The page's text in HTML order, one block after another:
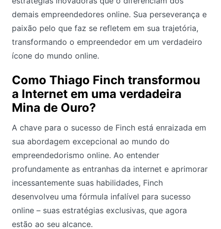
demais empreendedores online. Sua perseverança e
paixão pelo que faz se refletem em sua trajetória,
transformando o empreendedor em um verdadeiro
ícone do mundo online.
Como Thiago Finch transformou
a Internet em uma verdadeira
Mina de Ouro?
A chave para o sucesso de Finch está enraizada em
sua abordagem excepcional ao mundo do
empreendedorismo online. Ao entender
profundamente as entranhas da internet e aprimorar
incessantemente suas habilidades, Finch
desenvolveu uma fórmula infalível para sucesso
online – suas estratégias exclusivas, que agora
estão ao seu alcance.